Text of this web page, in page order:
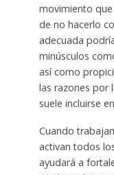
movimiento
de no hacerlo
adecuada
minúsculos
así como
las razones por
suele incluirse
Cuando
activan todos
ayudará a